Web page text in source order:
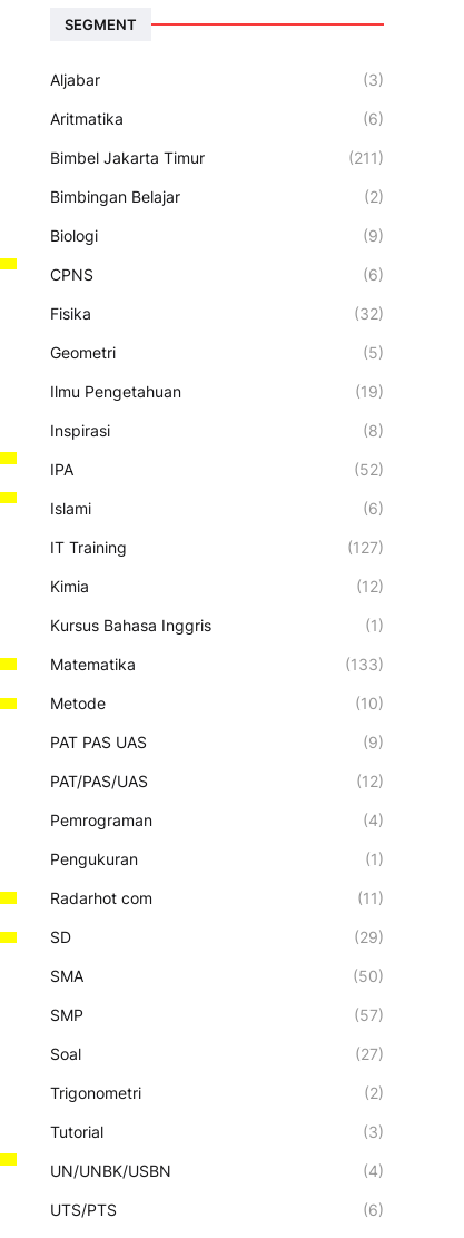
SEGMENT
Aljabar (3)
Aritmatika (6)
Bimbel Jakarta Timur (211)
Bimbingan Belajar (2)
Biologi (9)
CPNS (6)
Fisika (32)
Geometri (5)
Ilmu Pengetahuan (19)
Inspirasi (8)
IPA (52)
Islami (6)
IT Training (127)
Kimia (12)
Kursus Bahasa Inggris (1)
Matematika (133)
Metode (10)
PAT PAS UAS (9)
PAT/PAS/UAS (12)
Pemrograman (4)
Pengukuran (1)
Radarhot com (11)
SD (29)
SMA (50)
SMP (57)
Soal (27)
Trigonometri (2)
Tutorial (3)
UN/UNBK/USBN (4)
UTS/PTS (6)